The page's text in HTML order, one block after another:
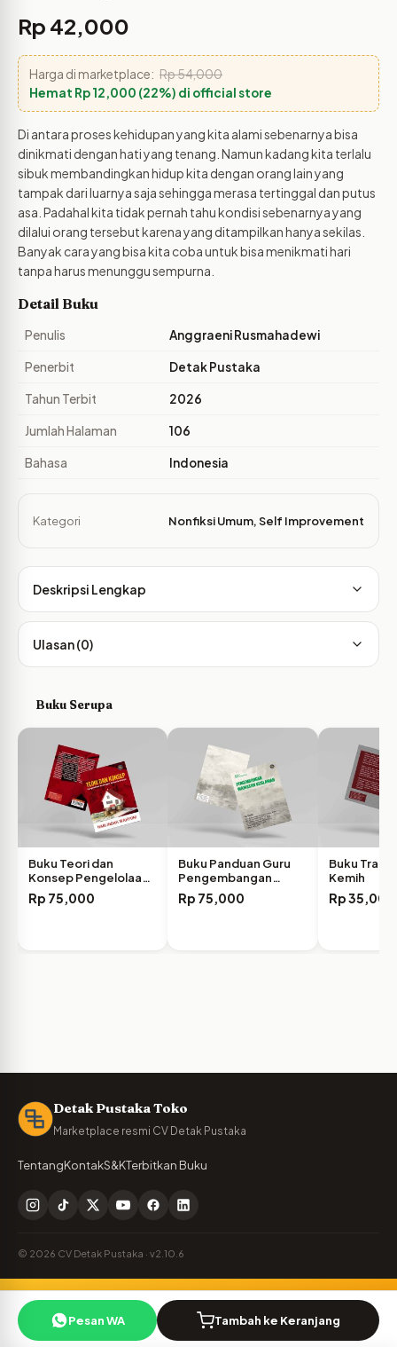
Rp 42,000
Harga di marketplace: Rp54,000
Hemat Rp12,000 (22%) di official store
Di antara proses kehidupan yang kita alami sebenarnya bisa
dinikmati dengan hati yang tenang. Namun kadang kita terlalu
sibuk membandingkan hidup kita dengan orang lain yang
tampak dari luarnya saja sehingga merasa tertinggal dan putus
asa. Padahal kita tidak pernah tahu kondisi sebenarnya yang
dilalui orang tersebut karena yang ditampilkan hanya sekilas.
Banyak cara yang bisa kita coba untuk bisa menikmati hari
tanpa harus menunggu sempurna.
Detail Buku
Penulis Anggraeni Rusmahadewi
Penerbit Detak Pustaka
Tahun Terbit 2026
Jumlah Halaman 106
Bahasa Indonesia
Kategori Nonfiksi Umum,Self Improvement
Deskripsi Lengkap
Ulasan (0)
Buku Serupa
Buku Teori dan
Konsep Pengelolaan
Keuangan…
Rp 75,000
Buku Panduan Guru
Pengembangan
Wawasan Keislaman
Rp 75,000
Buku
Kemih
Rp35,000
Pesan WA Tambah ke Keranjang
Detak Pustaka Toko
Marketplace resmi CV Detak Pustaka
TentangKontakS&KTerbitkan Buku
© 2026 CV Detak Pustaka · v2.10.6
Penulis Detak Pustaka?
Cek royalti & naskah Anda